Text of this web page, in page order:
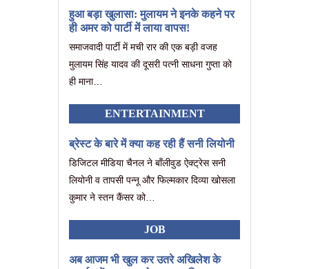
हुआ बड़ा खुलासा: मुलायम ने इनके कहने पर
ही अमर को पार्टी में लाया वापस!
समाजवादी पार्टी में मची रार की एक बड़ी वजह
मुलायम सिंह यादव की दूसरी पत्नी साधना गुप्ता को
ही माना…
ENTERTAINMENT
ब्रेस्ट के बारे में क्या कह रही हैं सनी लियोनी
डिजिटल मीडिया चैनल ने बाँलीवुड ऐक्ट्रेस सनी
लियोनी व तापसी पन्नू और फिल्मकार दिव्या खोसला
कुमार ने स्तन कैंसर को…
JOB
अब आजम भी खुल कर उतरे अखिलेश के